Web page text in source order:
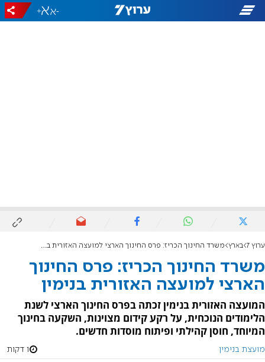
-
+
ערוץ 7 בארץ משרד החינוך הכריז: פרס החינוך הארצי למועצה האזורית בנימין
משרד החינוך הכריז: פרס החינוך
הארצי למועצה האזורית בנימין
המועצה האזורית בנימין זכתה בפרס החינוך הארצי לשנת
הלימודים הנוכחית, על רקע קידום מצוינות, השקעה בחינוך
המיוחד, חוסן קהילתי ופיתוח מוסדות חדשים.
מועצת בנימין 1 דקות